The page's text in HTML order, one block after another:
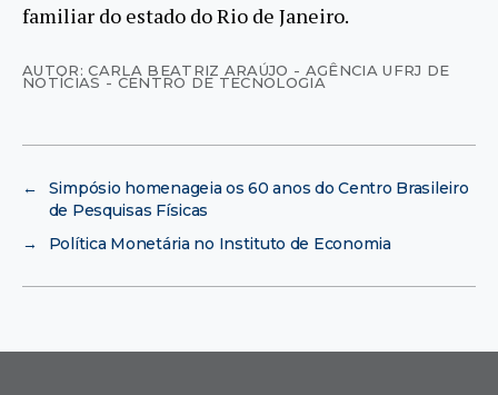
familiar do estado do Rio de Janeiro.
AUTOR: CARLA BEATRIZ ARAÚJO - AGÊNCIA UFRJ DE
NOTÍCIAS - CENTRO DE TECNOLOGIA
←
Simpósio homenageia os 60 anos do Centro Brasileiro
de Pesquisas Físicas
→
Política Monetária no Instituto de Economia